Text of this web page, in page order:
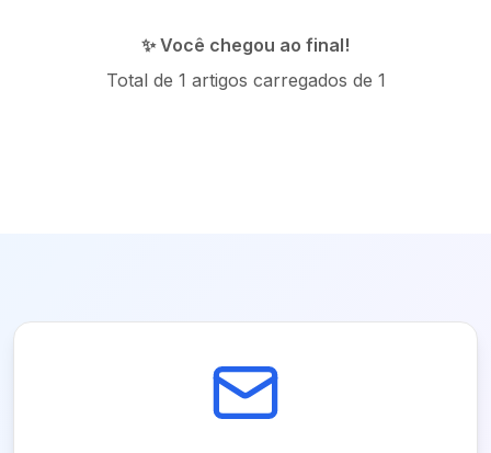
✨ Você chegou ao final!
Total de 1 artigos carregados de 1